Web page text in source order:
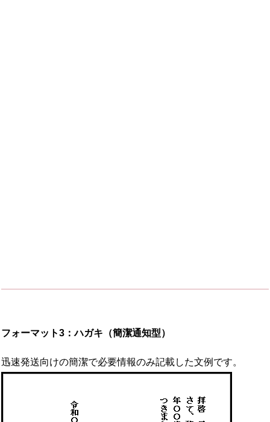
フォーマット3：ハガキ（簡潔通知型）
迅速発送向けの簡潔で必要情報のみ記載した文例です。